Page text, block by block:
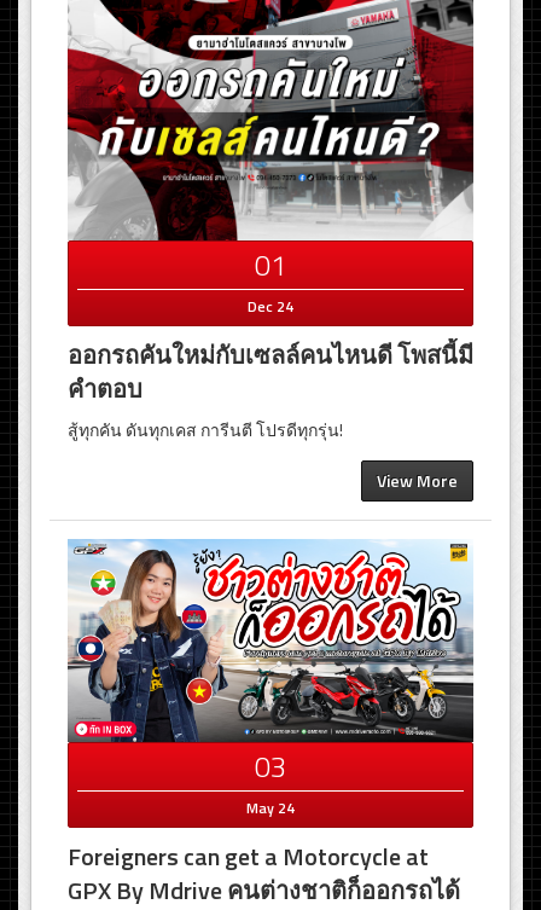
01
Dec 24
ออกรถคันใหม่กับเซลล์คนไหนดี โพสนี้มี
คำตอบ
สู้ทุกคัน ดันทุกเคส การีนตี โปรดีทุกรุ่น!
View More
03
May 24
Foreigners can get a Motorcycle at
GPX By Mdrive คนต่างชาติก็ออกรถได้